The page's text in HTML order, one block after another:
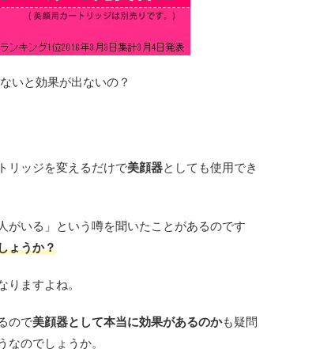
いと効果が出ないの？
リッジを変えるだけで美顔器としても使用でき
がいる」という噂を聞いたことがあるのです
ょうか？
りますよね。
ので美顔器として本当に効果があるのかも疑問
のでしょうか。